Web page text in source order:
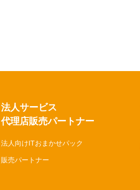
法人サービス
代理店販売パートナー
法人向けITおまかせパック
販売パートナー